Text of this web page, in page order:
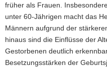
früher als Frauen.
unter 60-Jährigen macht das
Männern aufgrund der
hinaus sind die Einflüsse der
Gestorbenen deutlich
Besetzungsstärken der